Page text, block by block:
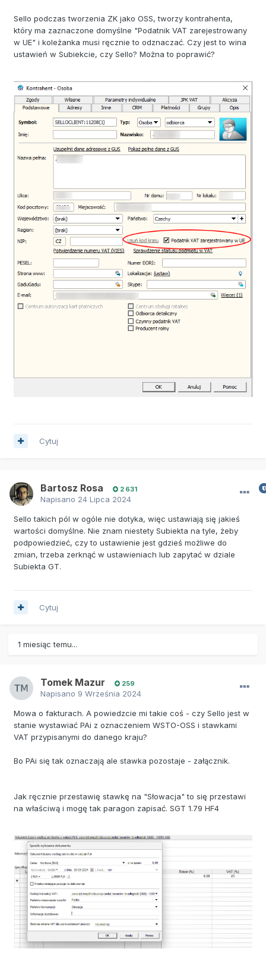
Sello podczas tworzenia ZK jako OSS, tworzy kontrahenta,
który ma zaznaczone domyślne "Podatnik VAT zarejestrowany
w UE" i koleżanka musi ręcznie to odznaczać. Czy jest to wina
ustawień w Subiekcie, czy Sello? Można to poprawić?
Cytuj
Bartosz Rosa 2 631
Napisano 24 Lipca 2024
Sello takich pól w ogóle nie dotyka, więc ustawiają się jakieś
wartości domyślne. Nie znam niestety Subiekta na tyle, żeby
podpowiedzieć, czy to ustawienie jest gdzieś możliwe do
zmian, trzeba zerknąć w ustawieniach lub zapytać w dziale
Subiekta GT.
Cytuj
1 miesiąc temu...
Tomek Mazur 259
Napisano 9 Września 2024
Mowa o fakturach. A powiedzcie mi takie coś - czy Sello jest w
stanie wystawiać PAi z oznaczeniem WSTO-OSS i stawkami
VAT przypisanymi do danego kraju?
Bo PAi się tak oznaczają ale stawka pozostaje - załącznik.
Jak ręcznie przestawię stawkę na "Słowacja" to się przestawi
na właściwą i mogę tak paragon zapisać. SGT 1.79 HF4